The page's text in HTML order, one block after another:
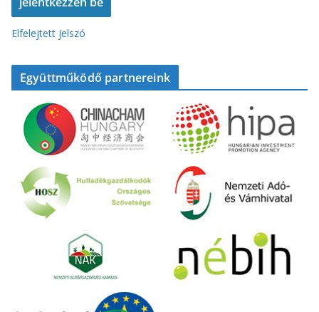
Elfelejtett jelszó
Együttműködő partnereink